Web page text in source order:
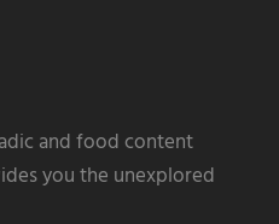
and food content
you the unexplored